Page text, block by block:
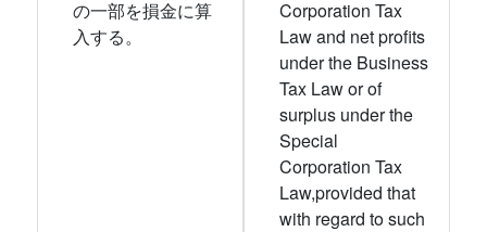
の一部を損金に算
入する。
Corporation Tax
Law and net profits
under the Business
Tax Law or of
surplus under the
Special
Corporation Tax
Law,provided that
with regard to such